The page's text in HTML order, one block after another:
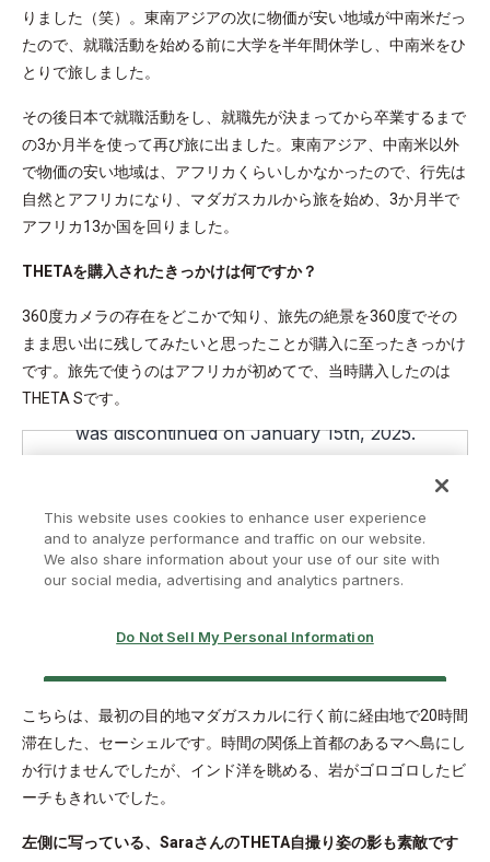
りました（笑）。東南アジアの次に物価が安い地域が中南米だっ
たので、就職活動を始める前に大学を半年間休学し、中南米をひ
とりで旅しました。
その後日本で就職活動をし、就職先が決まってから卒業するまで
の3か月半を使って再び旅に出ました。東南アジア、中南米以外
で物価の安い地域は、アフリカくらいしかなかったので、行先は
自然とアフリカになり、マダガスカルから旅を始め、3か月半で
アフリカ13か国を回りました。
THETAを購入されたきっかけは何ですか？
360度カメラの存在をどこかで知り、旅先の絶景を360度でその
まま思い出に残してみたいと思ったことが購入に至ったきっかけ
です。旅先で使うのはアフリカが初めてで、当時購入したのは
THETA Sです。
こちらは、最初の目的地マダガスカルに行く前に経由地で20時間
滞在した、セーシェルです。時間の関係上首都のあるマヘ島にし
か行けませんでしたが、インド洋を眺める、岩がゴロゴロしたビ
ーチもきれいでした。
左側に写っている、SaraさんのTHETA自撮り姿の影も素敵です